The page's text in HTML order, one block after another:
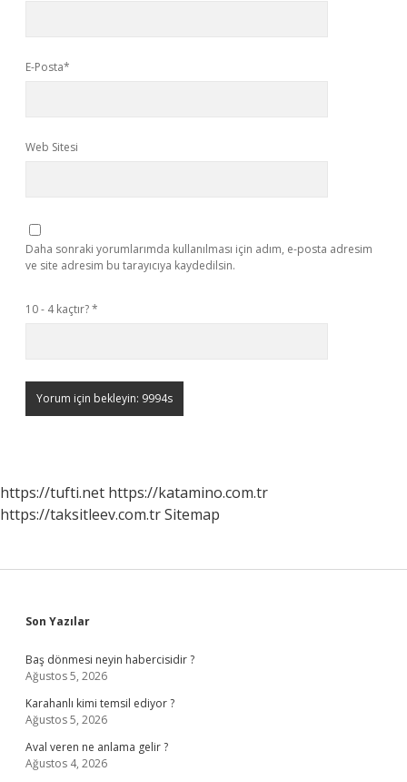
E-Posta*
Web Sitesi
Daha sonraki yorumlarımda kullanılması için adım, e-posta adresim
ve site adresim bu tarayıcıya kaydedilsin.
10 - 4 kaçtır?*
https://tufti.net https://katamino.com.tr
https://taksitleev.com.trSitemap
Sidebar
Son Yazılar
Baş dönmesi neyin habercisidir ?
Ağustos 5, 2026
Karahanlı kimi temsil ediyor ?
Ağustos 5, 2026
Aval veren ne anlama gelir ?
Ağustos 4, 2026